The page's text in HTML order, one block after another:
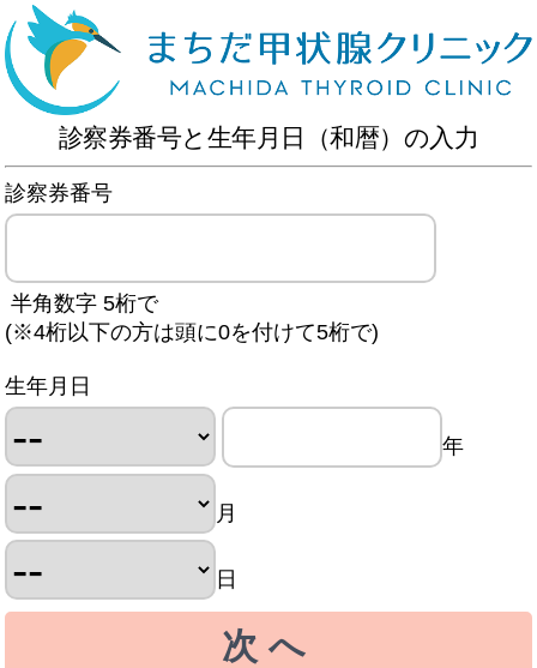
診察券番号と生年月日（和暦）の入力
診察券番号
半角数字 5桁で
(※4桁以下の方は頭に0を付けて5桁で)
生年月日
年
月
日
次へ